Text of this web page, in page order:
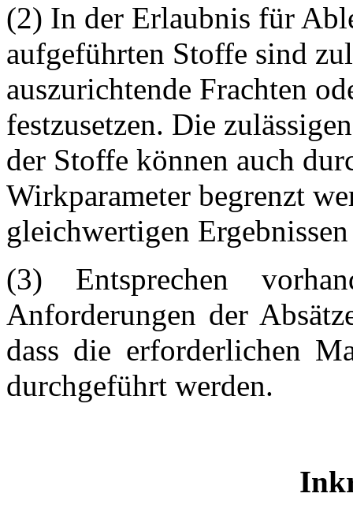
(2) In der Erlaubnis für
aufgeführten Stoffe sind
auszurichtende Frachten
festzusetzen. Die zulässigen
der Stoffe können auch
Wirkparameter begrenzt
gleichwertigen
(3) Entsprechen
Anforderungen der
dass die erforderlichen
durchgeführt werden.